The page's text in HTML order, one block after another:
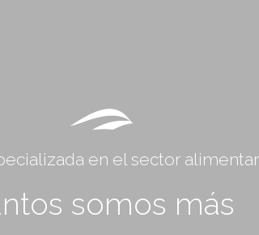
en el sector
somos más